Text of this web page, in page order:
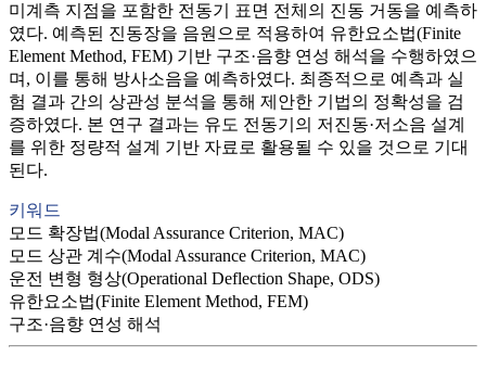
미계측 지점을 포함한 전동기 표면 전체의 진동 거동을 예측하
였다. 예측된 진동장을 음원으로 적용하여 유한요소법(Finite
Element Method, FEM) 기반 구조·음향 연성 해석을 수행하였으
며, 이를 통해 방사소음을 예측하였다. 최종적으로 예측과 실
험 결과 간의 상관성 분석을 통해 제안한 기법의 정확성을 검
증하였다. 본 연구 결과는 유도 전동기의 저진동·저소음 설계
를 위한 정량적 설계 기반 자료로 활용될 수 있을 것으로 기대
된다.
키워드
모드 확장법(Modal Assurance Criterion, MAC)
모드 상관 계수(Modal Assurance Criterion, MAC)
운전 변형 형상(Operational Deflection Shape, ODS)
유한요소법(Finite Element Method, FEM)
구조·음향 연성 해석